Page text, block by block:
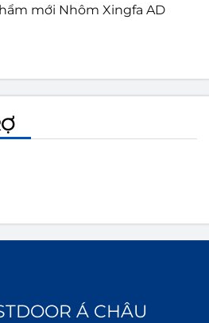
mới Nhôm Xingfa AD
Á CHÂU